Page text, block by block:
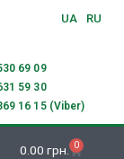
UA RU
69 09
59 30
16 15 (Viber)
0.00 грн. 0
Кошик